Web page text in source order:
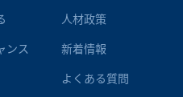
ンス
人材政策
新着情報
よくある質問